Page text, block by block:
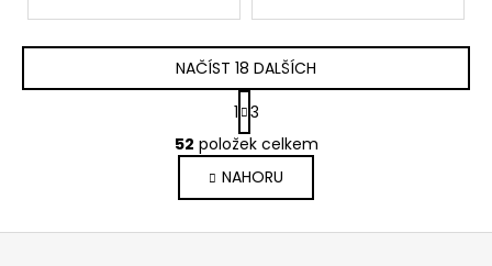
O
v
l
á
d
NAČÍST 18 DALŠÍCH
S
t
r
á
n
k
o
1 3
52 položek celkem
NAHORU